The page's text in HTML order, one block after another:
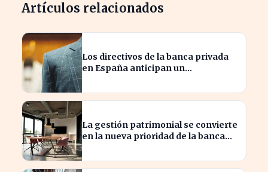
Artículos relacionados
Los directivos de la banca privada
en España anticipan un
La gestión patrimonial se convierte
en la nueva prioridad de la banca